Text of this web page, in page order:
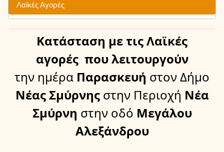
Λαϊκές Αγορές
Κατάσταση με τις Λαϊκές
αγορές που λειτουργούν
την ημέρα Παρασκευή στον Δήμο
Νέας Σμύρνης στην Περιοχή Νέα
Σμύρνη στην οδό Μεγάλου
Αλεξάνδρου